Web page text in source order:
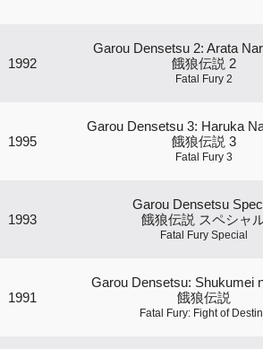
1992
Garou Densetsu 2: Arata
餓狼伝説 2
Fatal Fury 2
1995
Garou Densetsu 3: Haruka
餓狼伝説 3
Fatal Fury 3
1993
Garou Densetsu
餓狼伝説 スペシャ
Fatal Fury Special
1991
Garou Densetsu: Shukumei
餓狼伝説
Fatal Fury: Fight of